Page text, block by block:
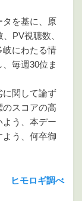
タを基に、原
PV視聴数、
岐にわたる情
毎週30位ま
に関して論ず
のスコアの高
う、本デー
よう、何卒御
ヒモロギ調べ